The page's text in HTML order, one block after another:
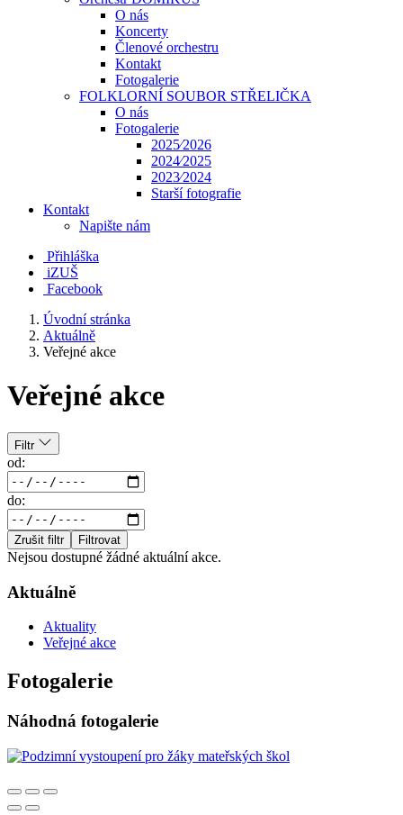
O nás
Koncerty
Členové orchestru
Kontakt
Fotogalerie
FOLKLORNÍ SOUBOR STŘELIČKA
O nás
Fotogalerie
2025⁄2026
2024⁄2025
2023⁄2024
Starší fotografie
Kontakt
Napište nám
Přihláška
iZUŠ
Facebook
Úvodní stránka
Aktuálně
Veřejné akce
Veřejné akce
Filtr
od:
do:
Zrušit filtr Filtrovat
Nejsou dostupné žádné aktuální akce.
Aktuálně
Aktuality
Veřejné akce
Fotogalerie
Náhodná fotogalerie